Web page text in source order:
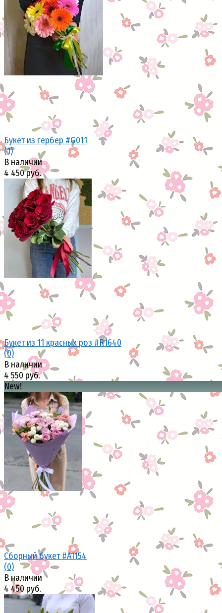
избранное сравнить
избранное сравнить
Букет из гербер #G011
(1)
В наличии
4 450 руб.
избранное сравнить
Букет из 11 красных роз #R1640
(0)
В наличии
4 550 руб.
New!
Сборный букет #A1154
(0)
В наличии
4 450 руб.